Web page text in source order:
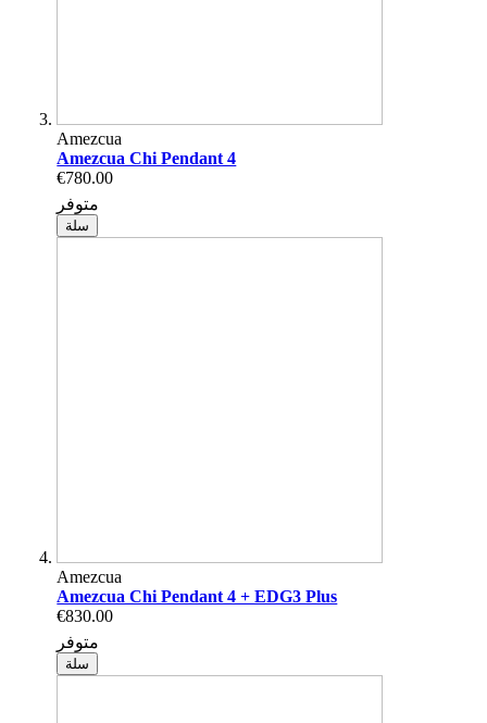
Amezcua
Amezcua Chi Pendant 4
€780.00
متوفر
سلة
Amezcua
Amezcua Chi Pendant 4 + EDG3 Plus
€830.00
متوفر
سلة